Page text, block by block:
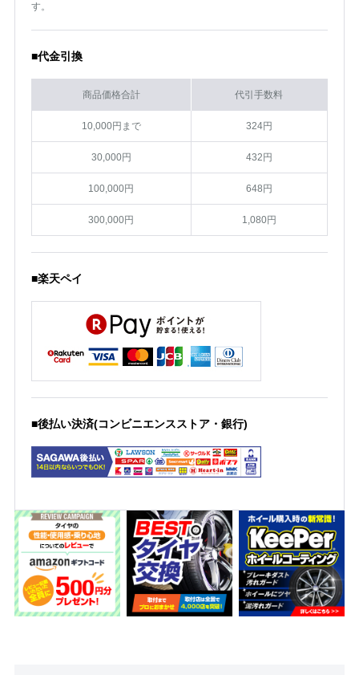
す。
■代金引換
商品価格合計 代引手数料
10,000円まで 324円
30,000円 432円
100,000円 648円
300,000円 1,080円
■楽天ペイ
■後払い決済(コンビニエンスストア・銀行)